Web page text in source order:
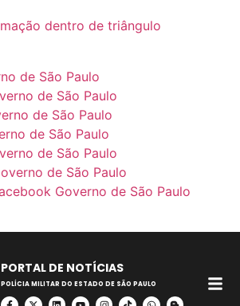
PORTAL DE NOTÍCIAS
POLÍCIA MILITAR DO ESTADO DE SÃO PAULO